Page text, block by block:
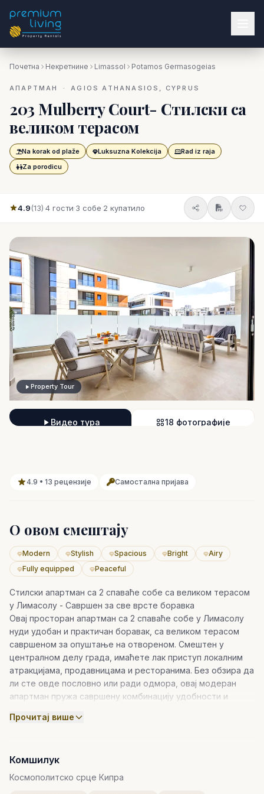
Почетна Некретнине Limassol Potamos Germasogeias
АПАРТМАН · AGIOS ATHANASIOS, CYPRUS
203 Mulberry Court- Стилски са
великом терасом
Na korak od plaže Luksuzna Kolekcija
Rad iz raja
Za porodicu
4.9(13)·4 гости·3 собе·2 купатило
Property Tour
Видео тура 18 фотографије
4.9 • 13 рецензије Самостална пријава
О овом смештају
Modern Stylish Spacious Bright
Airy
Fully equipped
Peaceful
Стилски апартман са 2 спаваће собе са великом терасом
у Лимасолу - Савршен за све врсте боравка
Овај просторан апартман са 2 спаваће собе у Лимасолу
нуди удобан и практичан боравак, са великом терасом
савршеном за опуштање на отвореном. Смештен у
централном делу града, имаћете лак приступ локалним
атракцијама, продавницама и ресторанима. Без обзира да
ли сте овде пословно или ради одмора, овај модеран
апартман пружа савршену комбинацију удобности и
Карактеристике апартмана:
проветреним просторијама дизајнираним за одмор и
релаксацију
Потпуно опремљена кухиња за ваше кулинарске
Прочитај више
Комшилук
Космополитско срце Кипра